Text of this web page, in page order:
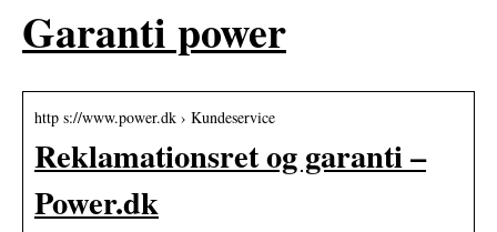
Garanti power
http s://www.power.dk › Kundeservice
Reklamationsret og garanti –
Power.dk